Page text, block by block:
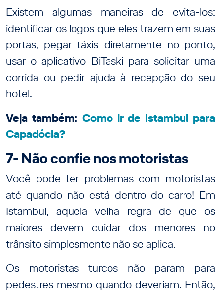
Existem algumas maneiras de evita-los:
identificar os logos que eles trazem em suas
portas, pegar táxis diretamente no ponto,
usar o aplicativo BiTaski para solicitar uma
corrida ou pedir ajuda à recepção do seu
hotel.
Veja também: Como ir de Istambul para
Capadócia?
7- Não confie nos motoristas
Você pode ter problemas com motoristas
até quando não está dentro do carro! Em
Istambul, aquela velha regra de que os
maiores devem cuidar dos menores no
trânsito simplesmente não se aplica.
Os motoristas turcos não param para
pedestres mesmo quando deveriam. Então,